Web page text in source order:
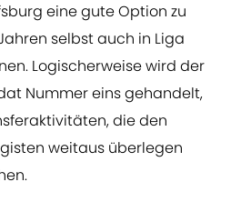
eine gute Option zu
selbst auch in Liga
Logischerweise wird der
Nummer eins gehandelt,
die den
weitaus überlegen